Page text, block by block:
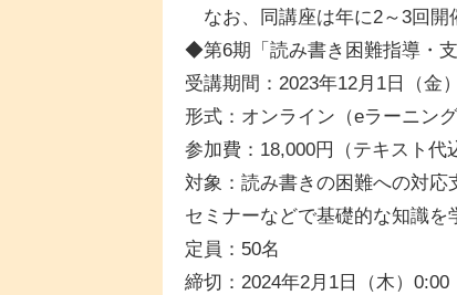
なお、同講座は年に2～3回開
◆第6期「読み書き困難指導・支
受講期間：2023年12月1日（金
形式：オンライン（eラーニング
参加費：18,000円（テキスト代
対象：読み書きの困難への対
セミナーなどで基礎的な知識を
定員：50名
締切：2024年2月1日（木）0:00